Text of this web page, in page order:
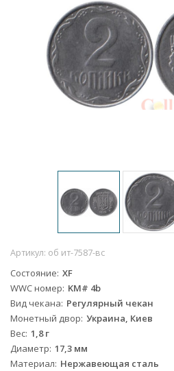
Артикул: об ит-7587-вс
Состояние XF
WWC номер KM# 4b
Вид чекана Регулярный чекан
Монетный двор Украина, Киев
Вес 1,8 г
Диаметр 17,3 мм
Материал Нержавеющая сталь